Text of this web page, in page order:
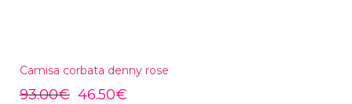
Camisa corbata denny rose
93.00€ 46.50€